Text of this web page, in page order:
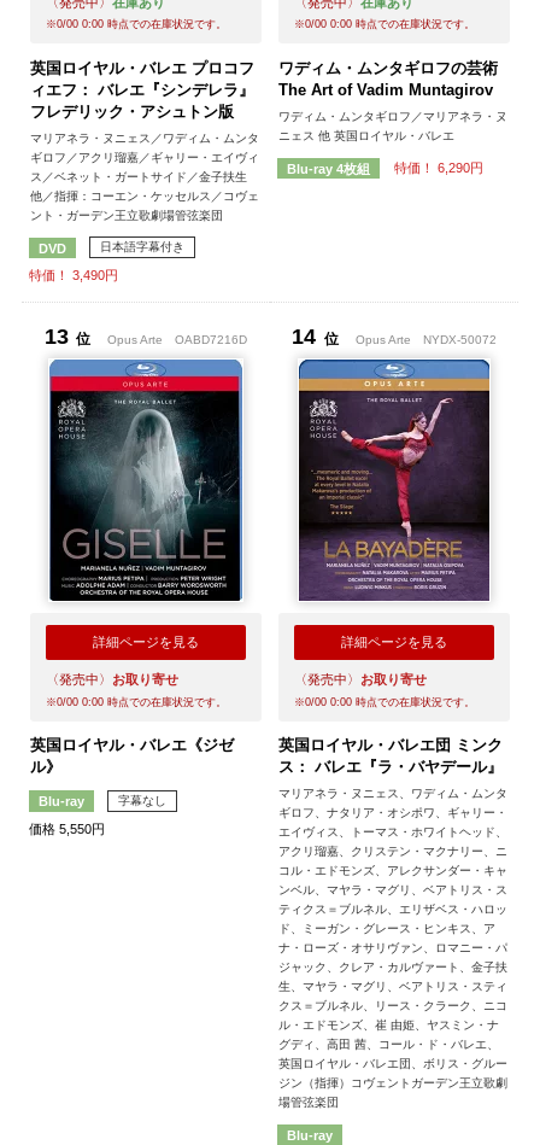
※0/00 0:00時点での在庫状況です。
英国ロイヤル・バレエ プロコフ
ィエフ： バレエ『シンデレラ』
フレデリック・アシュトン版
マリアネラ・ヌニェス／ワディム・ムンタ
ギロフ／アクリ瑠嘉／ギャリー・エイヴィ
ス／ベネット・ガートサイド／金子扶生
他／指揮：コーエン・ケッセルス／コヴェ
ント・ガーデン王立歌劇場管弦楽団
DVD 日本語字幕付き
特価！ 3,490円
※0/00 0:00時点での在庫状況です。
ワディム・ムンタギロフの芸術
The Art of Vadim Muntagirov
ワディム・ムンタギロフ／マリアネラ・ヌ
ニェス 他 英国ロイヤル・バレエ
Blu-ray 4枚組 特価！ 6,290円
13 位 Opus ArteOABD7216D
詳細ページを見る
〈発売中〉 お取り寄せ
※0/00 0:00時点での在庫状況です。
英国ロイヤル・バレエ《ジゼ
ル》
Blu-ray 字幕なし
価格 5,550円
14 位 Opus Arte NYDX-50072
詳細ページを見る
〈発売中〉 お取り寄せ
※0/00 0:00時点での在庫状況です。
英国ロイヤル・バレエ団 ミンク
ス： バレエ『ラ・バヤデール』
マリアネラ・ヌニェス、ワディム・ムンタ
ギロフ、ナタリア・オシポワ、ギャリー・
エイヴィス、トーマス・ホワイトヘッド、
アクリ瑠嘉、クリステン・マクナリー、ニ
コル・エドモンズ、アレクサンダー・キャ
ンベル、マヤラ・マグリ、ベアトリス・ス
ティクス＝ブルネル、エリザベス・ハロッ
ド、ミーガン・グレース・ヒンキス、ア
ナ・ローズ・オサリヴァン、ロマニー・パ
ジャック、クレア・カルヴァート、金子扶
生、マヤラ・マグリ、ベアトリス・スティ
クス＝ブルネル、リース・クラーク、ニコ
ル・エドモンズ、崔 由姫、ヤスミン・ナ
グディ、高田 茜、コール・ド・バレエ、
英国ロイヤル・バレエ団、ボリス・グルー
ジン（指揮）コヴェントガーデン王立歌劇
場管弦楽団
Blu-ray